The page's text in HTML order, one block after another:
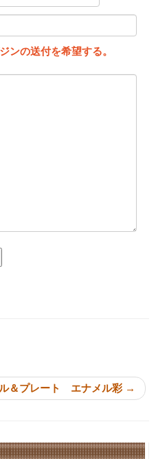
ンの送付を希望する。
＆プレート エナメル彩 →